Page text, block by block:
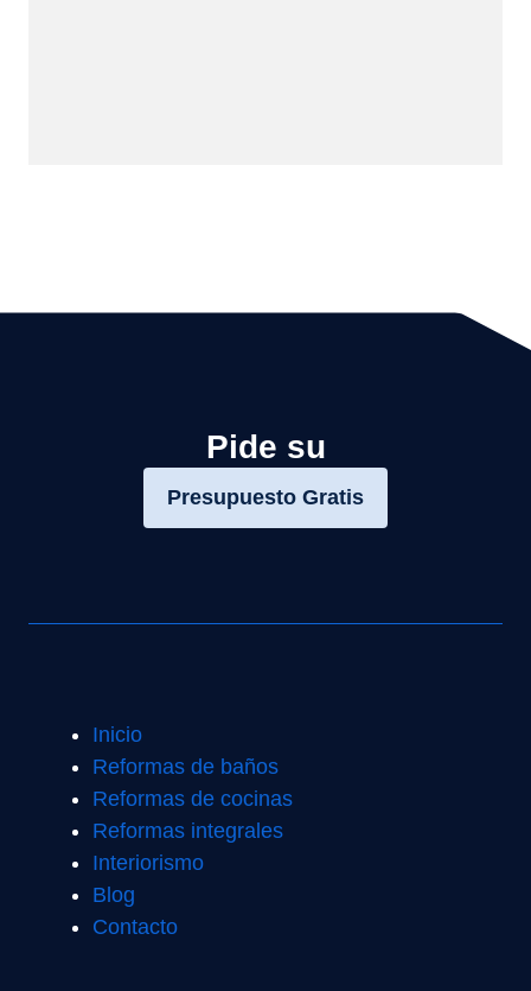
Pide su
Presupuesto Gratis
Inicio
Reformas de baños
Reformas de cocinas
Reformas integrales
Interiorismo
Blog
Contacto